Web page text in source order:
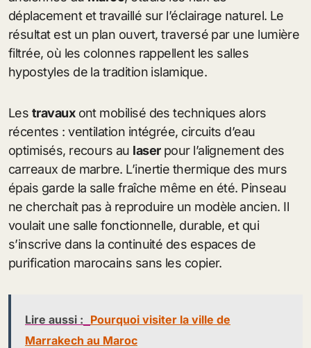
déplacement et travaillé sur l’éclairage naturel. Le
résultat est un plan ouvert, traversé par une lumière
filtrée, où les colonnes rappellent les salles
hypostyles de la tradition islamique.
Les travauxont mobilisé des techniques alors
récentes : ventilation intégrée, circuits d’eau
optimisés, recours au laserpour l’alignement des
carreaux de marbre. L’inertie thermique des murs
épais garde la salle fraîche même en été. Pinseau
ne cherchait pas à reproduire un modèle ancien. Il
voulait une salle fonctionnelle, durable, et qui
s’inscrive dans la continuité des espaces de
purification marocains sans les copier.
Lire aussi : Pourquoi visiter la ville de
Marrakech au Maroc